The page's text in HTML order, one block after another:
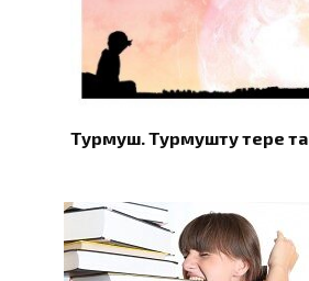
Турмуш. Турмушту терең